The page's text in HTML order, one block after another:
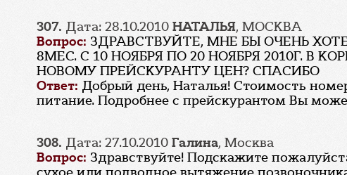
307. Дата: 28.10.2010 НАТАЛЬЯ, МОСКВА
Вопрос: ЗДРАВСТВУЙТЕ, МНЕ БЫ ОЧЕНЬ
8МЕС. С 10 НОЯБРЯ ПО 20 НОЯБРЯ 2010Г.
НОВОМУ ПРЕЙСКУРАНТУ ЦЕН? СПАСИБО
Ответ: Добрый день, Наталья! Стоимость
питание. Подробнее с прейскурантом Вы
308. Дата: 27.10.2010 Галина, Москва
Вопрос: Здравствуйте! Подскажите